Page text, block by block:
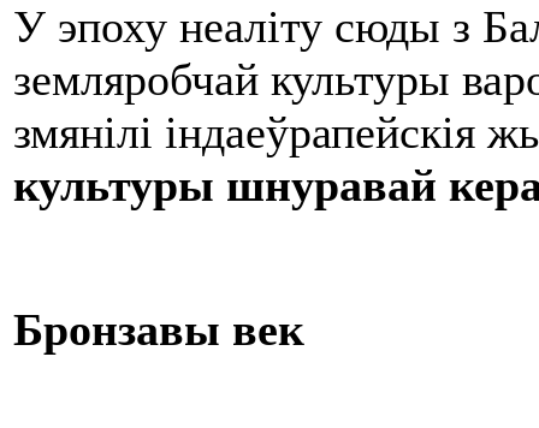
У эпоху неаліту сюды з
земляробчай культуры
змянілі індаеўрапейскія
культуры шнуравай
Бронзавы век